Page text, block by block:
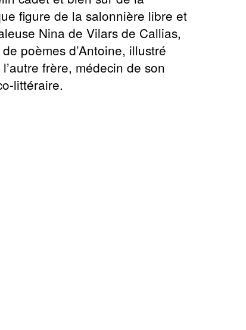
figure de la salonnière libre et
Nina de Vilars de Callias,
poèmes d’Antoine, illustré
frère, médecin de son
littéraire.